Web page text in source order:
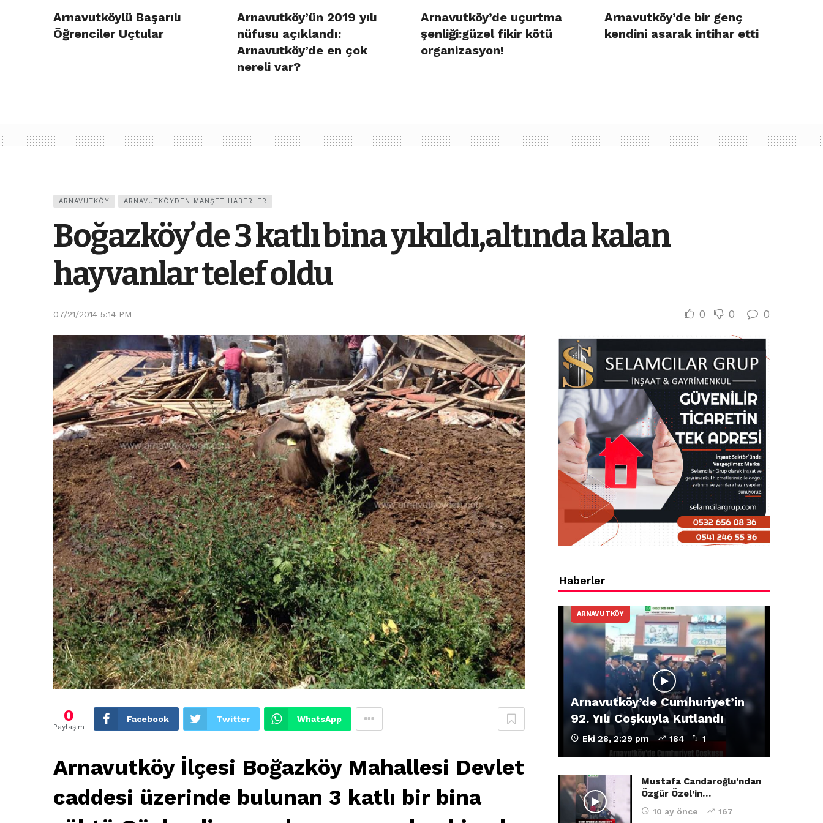
Arnavutköylü Başarılı
Öğrenciler Uçtular
Arnavutköy’ün 2019 yılı
nüfusu açıklandı:
Arnavutköy’de en çok
nereli var?
Arnavutköy’de uçurtma
şenliği:güzel fikir kötü
organizasyon!
Arnavutköy’de bir genç
kendini asarak intihar etti
ARNAVUTKÖY ARNAVUTKÖYDEN MANŞET HABERLER
Boğazköy’de 3 katlı bina yıkıldı,altında kalan
hayvanlar telef oldu
07/21/2014 5:14 PM 0 0 0
0
Paylaşım
Facebook Twitter WhatsApp
Arnavutköy İlçesi Boğazköy Mahallesi Devlet
caddesi üzerinde bulunan 3 katlı bir bina
Haberler
ARNAVUTKÖY
Arnavutköy’de Cumhuriyet’in
92. Yılı Coşkuyla Kutlandı
Eki 28, 2:29 pm 184 1
Mustafa Candaroğlu’ndan
Özgür Özel’in…
10 ay önce 167